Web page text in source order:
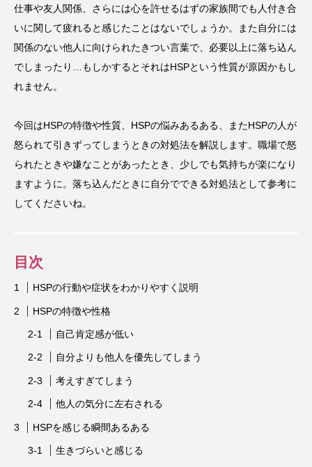
仕事や友人関係、さらには心を許せるはずの家族間でも人付き合
いに関して疲れると感じたことはないでしょうか。また自分には
関係のない他人に向けられたきつい言葉で、必要以上に落ち込ん
でしまったり…もしかするとそれはHSPという性質が原因かもし
れません。
今回はHSPの特徴や性質、HSPの悩みあるある、またHSPの人が
怒られて引きずってしまうときの対処法を解説します。職場で怒
られたときや嫌なことがあったとき、少しでも気持ちが楽になり
ますように。落ち込んだときに自分でできる対処法として参考に
してくださいね。
目次
HSPの行動や症状をわかりやすく説明
HSPの特徴や性格
自己肯定感が低い
自分よりも他人を優先してしまう
考えすぎてしまう
他人の気分に左右される
HSPを感じる瞬間あるある
生きづらいと感じる